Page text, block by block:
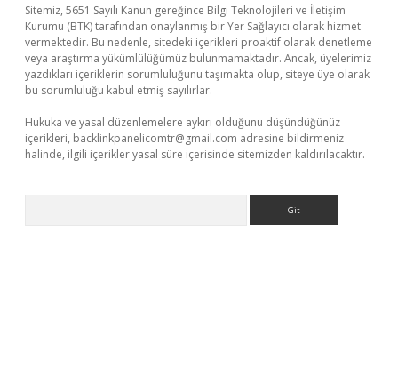
Sitemiz, 5651 Sayılı Kanun gereğince Bilgi Teknolojileri ve İletişim
Kurumu (BTK) tarafından onaylanmış bir Yer Sağlayıcı olarak hizmet
vermektedir. Bu nedenle, sitedeki içerikleri proaktif olarak denetleme
veya araştırma yükümlülüğümüz bulunmamaktadır. Ancak, üyelerimiz
yazdıkları içeriklerin sorumluluğunu taşımakta olup, siteye üye olarak
bu sorumluluğu kabul etmiş sayılırlar.
Hukuka ve yasal düzenlemelere aykırı olduğunu düşündüğünüz
içerikleri, backlinkpanelicomtr@gmail.com adresine bildirmeniz
halinde, ilgili içerikler yasal süre içerisinde sitemizden kaldırılacaktır.